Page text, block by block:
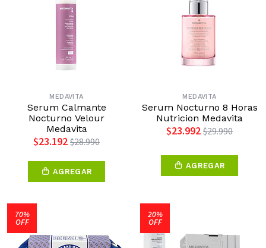
MEDAVITA
Serum Calmante
Nocturno Velour
Medavita
$23.192 $28.990
AGREGAR
MEDAVITA
Serum Nocturno 8 Horas
Nutricion Medavita
$23.992 $29.990
AGREGAR
70%
OFF
20%
OFF